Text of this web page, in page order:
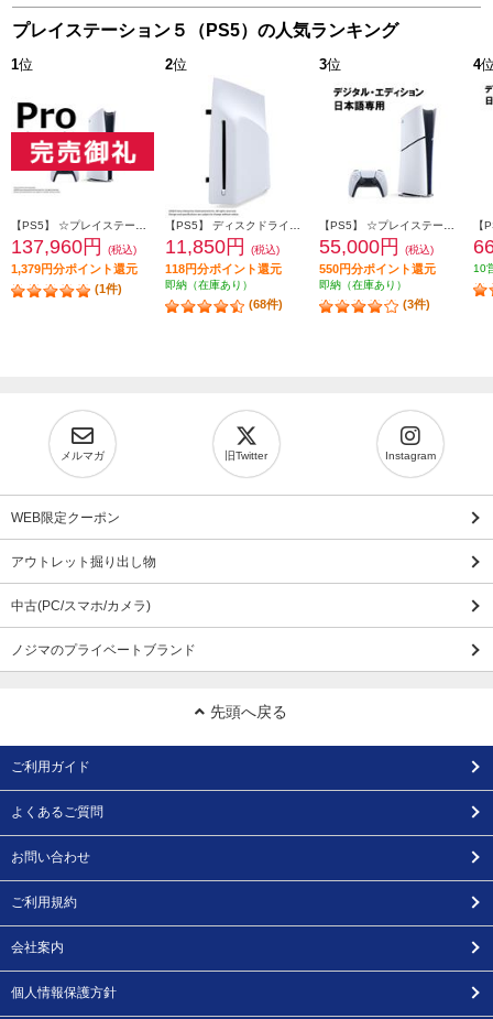
プレイステーション５（PS5）の人気ランキング
1位
137,960円 (税込)
1,379円分ポイント還元
(1件)
2位
11,850円 (税込)
118円分ポイント還元
即納（在庫あり）
(68件)
3位
55,000円 (税込)
550円分ポイント還元
即納（在庫あり）
(3件)
4
10
メルマガ 旧Twitter Instagram
WEB限定クーポン
アウトレット掘り出し物
中古(PC/スマホ/カメラ)
ノジマのプライベートブランド
先頭へ戻る
ご利用ガイド
よくあるご質問
お問い合わせ
ご利用規約
会社案内
個人情報保護方針